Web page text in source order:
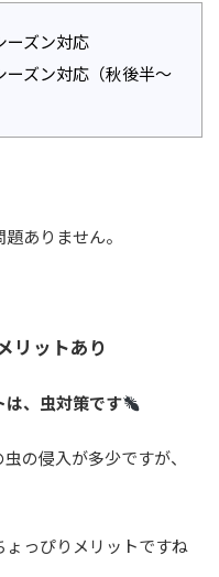
ーズン対応
ーズン対応（秋後半〜
ありません。
リットあり
は、虫対策です
の侵入が多少ですが、
っぴりメリットですね